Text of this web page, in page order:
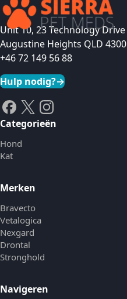
Unit 10, 23 Technology Drive
Augustine Heights QLD 4300
+46 72 149 56 88
Hulp nodig?→
Categorieën
Hond
Kat
Merken
Bravecto
Vetalogica
Nexgard
Drontal
Stronghold
Navigeren